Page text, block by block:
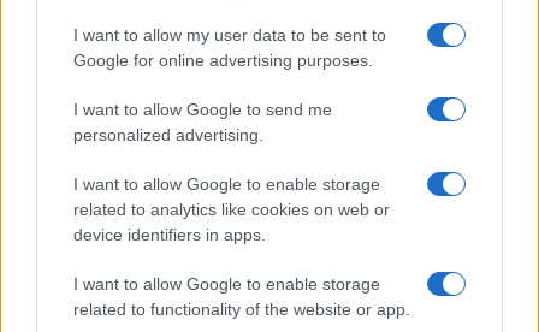
I want to allow my user data to be sent to
Google for online advertising purposes.
I want to allow Google to send me
personalized advertising.
I want to allow Google to enable storage
related to analytics like cookies on web or
device identifiers in apps.
I want to allow Google to enable storage
related to functionality of the website or app.
elettriche
Andrea Conforti · 8 Ago 2026
RECENSIONI TECH